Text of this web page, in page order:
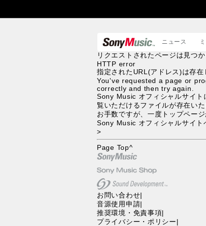
ニュース
リクエストされたページは見つ
HTTP error
指定されたURL(アドレス)は存在
You've requested a page or
correctly and then try again.
Sony Music オフィシャルサイト
覧いただけるファイルが存在いた
お手数ですが、一度トップペー
Sony Music オフィシャルサイト
>
Page Top^
お問い合わせ|
音源使用申請|
推奨環境・免責事項|
プライバシー・ポリシー|